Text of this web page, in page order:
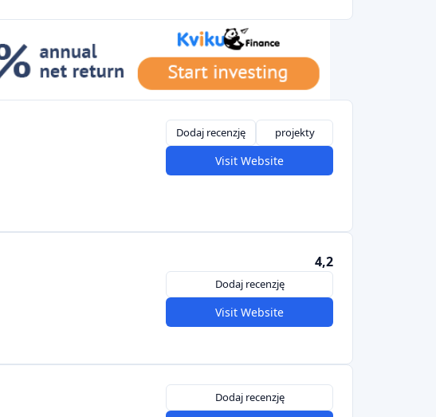
Dodaj recenzję projekty
Visit Website
4,2
Dodaj recenzję
Visit Website
Dodaj recenzję